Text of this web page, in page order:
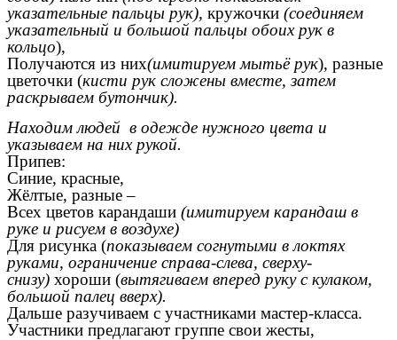
указательные пальцы рук), кружочки (соединяем
указательный и большой пальцы обоих рук в
кольцо),
Получаются из них(имитируем мытьё рук), разные
цветочки (кисти рук сложены вместе, затем
раскрываем бутончик).
Находим людей в одежде нужного цвета и
указываем на них рукой.
Припев:
Синие, красные,
Жёлтые, разные –
Всех цветов карандаши (имитируем карандаш в
руке и рисуем в воздухе)
Для рисунка (показываем согнутыми в локтях
руками, ограничение справа-слева, сверху-
снизу) хороши (вытягиваем вперед руку с кулаком,
большой палец вверх).
Дальше разучиваем с участниками мастер-класса.
Участники предлагают группе свои жесты,